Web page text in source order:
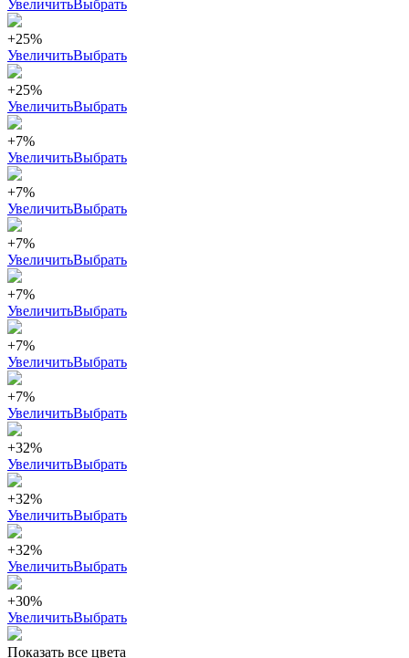
УвеличитьВыбрать
+25%
УвеличитьВыбрать
+25%
УвеличитьВыбрать
+7%
УвеличитьВыбрать
+7%
УвеличитьВыбрать
+7%
УвеличитьВыбрать
+7%
УвеличитьВыбрать
+7%
УвеличитьВыбрать
+7%
УвеличитьВыбрать
+32%
УвеличитьВыбрать
+32%
УвеличитьВыбрать
+32%
УвеличитьВыбрать
+30%
УвеличитьВыбрать
Показать все цвета